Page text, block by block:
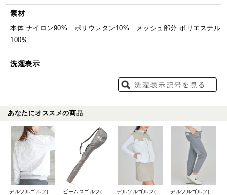
素材
本体:ナイロン90% ポリウレタン10% メッシュ部分:ポリエステル
100%
洗濯表示
あなたにオススメの商品